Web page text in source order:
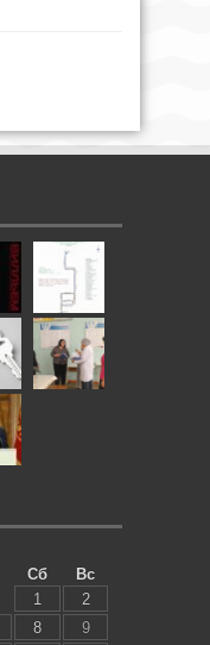
Сб
Вс
1
2
8
9